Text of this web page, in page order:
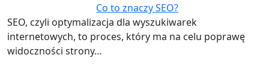
Co to znaczy SEO?
SEO, czyli optymalizacja dla wyszukiwarek
internetowych, to proces, który ma na celu poprawę
widoczności strony…